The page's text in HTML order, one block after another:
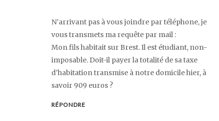
N’arrivant pas à vous joindre par téléphone, je
vous transmets ma requête par mail :
Mon fils habitait sur Brest. Il est étudiant, non-
imposable. Doit-il payer la totalité de sa taxe
d’habitation transmise à notre domicile hier, à
savoir 909 euros ?
RÉPONDRE